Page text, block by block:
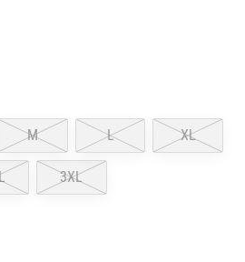
M L XL
3XL